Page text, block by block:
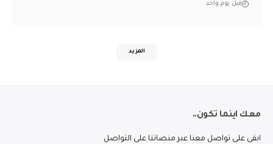
قبل يوم واحد
المزيد
معك اينما تكون..
ابقى على تواصل معنا عبر منصاتنا على التواصل